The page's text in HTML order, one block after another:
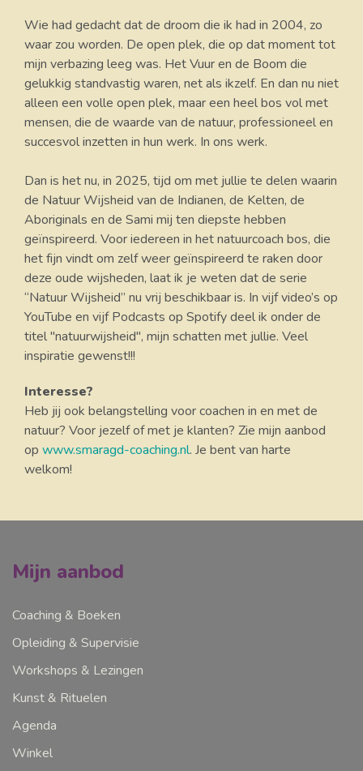
Wie had gedacht dat de droom die ik had in 2004, zo
waar zou worden. De open plek, die op dat moment tot
mijn verbazing leeg was. Het Vuur en de Boom die
gelukkig standvastig waren, net als ikzelf. En dan nu niet
alleen een volle open plek, maar een heel bos vol met
mensen, die de waarde van de natuur, professioneel en
succesvol inzetten in hun werk. In ons werk.
Dan is het nu, in 2025, tijd om met jullie te delen waarin
de Natuur Wijsheid van de Indianen, de Kelten, de
Aboriginals en de Sami mij ten diepste hebben
geïnspireerd. Voor iedereen in het natuurcoach bos, die
het fijn vindt om zelf weer geïnspireerd te raken door
deze oude wijsheden, laat ik je weten dat de serie
“Natuur Wijsheid” nu vrij beschikbaar is. In vijf video’s op
YouTube en vijf Podcasts op Spotify deel ik onder de
titel "natuurwijsheid", mijn schatten met jullie. Veel
inspiratie gewenst!!!
Interesse?
Heb jij ook belangstelling voor coachen in en met de
natuur? Voor jezelf of met je klanten? Zie mijn aanbod
op www.smaragd-coaching.nl. Je bent van harte
welkom!
Mijn aanbod
Coaching & Boeken
Opleiding & Supervisie
Workshops & Lezingen
Kunst & Rituelen
Agenda
Winkel